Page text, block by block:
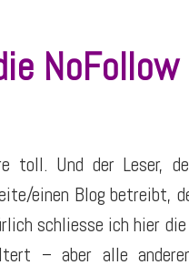
toll. Und der Leser,
einen Blog betreibt,
schliesse ich hier
– aber alle